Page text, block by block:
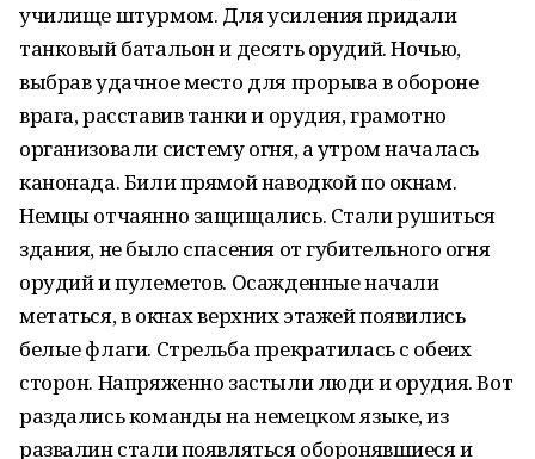
училище штурмом. Для усиления придали
танковый батальон и десять орудий. Ночью,
выбрав удачное место для прорыва в обороне
врага, расставив танки и орудия, грамотно
организовали систему огня, а утром началась
канонада. Били прямой наводкой по окнам.
Немцы отчаянно защищались. Стали рушиться
здания, не было спасения от губительного огня
орудий и пулеметов. Осажденные начали
метаться, в окнах верхних этажей появились
белые флаги. Стрельба прекратилась с обеих
сторон. Напряженно застыли люди и орудия. Вот
раздались команды на немецком языке, из
развалин стали появляться оборонявшиеся и